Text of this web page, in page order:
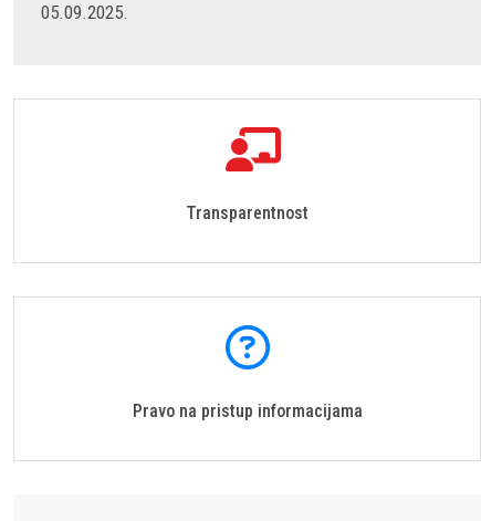
05.09.2025.
Transparentnost
Pravo na pristup informacijama